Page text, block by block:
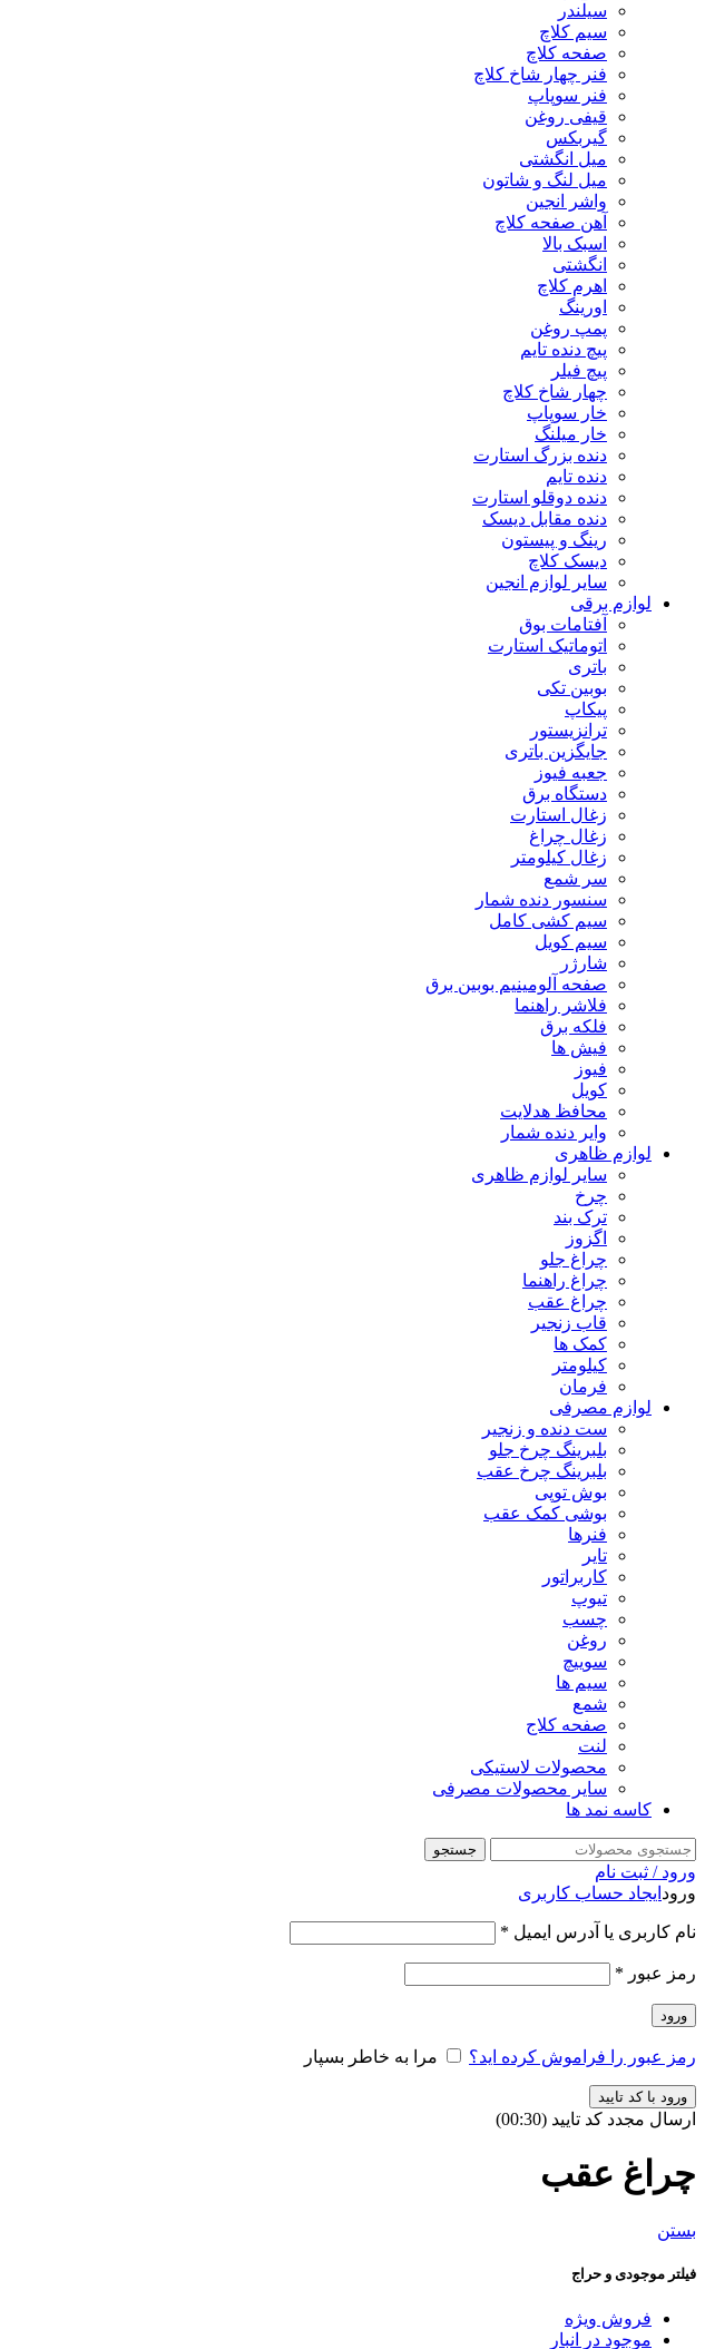
سیلندر
سیم کلاچ
صفحه کلاچ
فنر چهار شاخ کلاچ
فنر سوپاپ
قیفی روغن
گیربکس
میل انگشتی
میل لنگ و شاتون
واشر انجین
آهن صفحه کلاچ
اسبک بالا
انگشتی
اهرم کلاچ
اورینگ
پمپ روغن
پیچ دنده تایم
پیچ فیلر
چهار شاخ کلاچ
خار سوپاپ
خار میلنگ
دنده بزرگ استارت
دنده تایم
دنده دوقلو استارت
دنده مقابل دیسک
رینگ و پیستون
دیسک کلاچ
سایر لوازم انجین
لوازم برقی
آفتامات بوق
اتوماتیک استارت
باتری
بوبین تکی
پیکاپ
ترانزیستور
جایگزین باتری
جعبه فیوز
دستگاه برق
زغال استارت
زغال چراغ
زغال کیلومتر
سر شمع
سنسور دنده شمار
سیم کشی کامل
سیم کویل
شارژر
صفحه آلومینیم بوبین برق
فلاشر راهنما
فلکه برق
فیش ها
فیوز
کویل
محافظ هدلایت
وایر دنده شمار
لوازم ظاهری
سایر لوازم ظاهری
چرخ
ترک بند
اگزوز
چراغ جلو
چراغ راهنما
چراغ عقب
قاب زنجیر
کمک ها
کیلومتر
فرمان
لوازم مصرفی
ست دنده و زنجیر
بلبرینگ چرخ جلو
بلبرینگ چرخ عقب
بوش توپی
بوشی کمک عقب
فنرها
تایر
کاربراتور
تیوپ
چسب
روغن
سوییچ
سیم ها
شمع
صفحه کلاج
لنت
محصولات لاستیکی
سایر محصولات مصرفی
کاسه نمد ها
جستجو
ورود / ثبت نام
ورود ایجاد حساب کاربری
نام کاربری یا آدرس ایمیل *
رمز عبور *
ورود
رمز عبور را فراموش کرده اید؟ مرا به خاطر بسپار
ورود با کد تایید
ارسال مجدد کد تایید (00:
30
)
چراغ عقب
بستن
فیلتر موجودی و حراج
فروش ویژه
موجود در انبار